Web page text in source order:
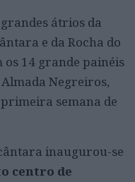
grandes átrios da
e da Rocha do
os 14 grande painéis
Negreiros,
semana de
inaugurou-se
centro de